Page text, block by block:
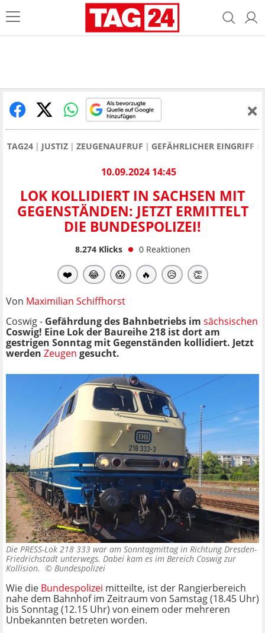
TAG24 JUSTIZ ZEUGENAUFRUF GEFÄHRLICHER EINGRIFF
10.09.2024 14:45
LOK KOLLIDIERT IN SACHSEN MIT
GEGENSTÄNDEN: JETZT ERMITTELT
DIE BUNDESPOLIZEI!
8.274Klicks 0 Reaktionen
❤️ 😂 😱 🔥 😥 👏
Von Maximilian Schiffhorst
Coswig - Gefährdung des Bahnbetriebs im sächsischen
Coswig! Eine Lok der Baureihe 218 ist dort am
gestrigen Sonntag mit Gegenständen kollidiert. Jetzt
werden Zeugen gesucht.
Die PRESS-Lok 218 333 war am Sonntagmittag in Richtung Dresden-
Friedrichstadt unterwegs. Dabei kam es im Bereich Coswig zur
Kollision. © Bundespolizei
Wie die Bundespolizei mitteilte, ist der Rangierbereich
nahe dem Bahnhof im Zeitraum von Samstag (18.45 Uhr)
bis Sonntag (12.15 Uhr) von einem oder mehreren
Unbekannten betreten worden.